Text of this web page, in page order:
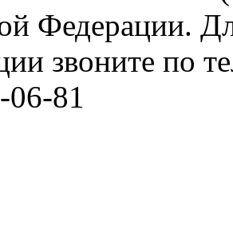
Федерации.
звоните по
06-81